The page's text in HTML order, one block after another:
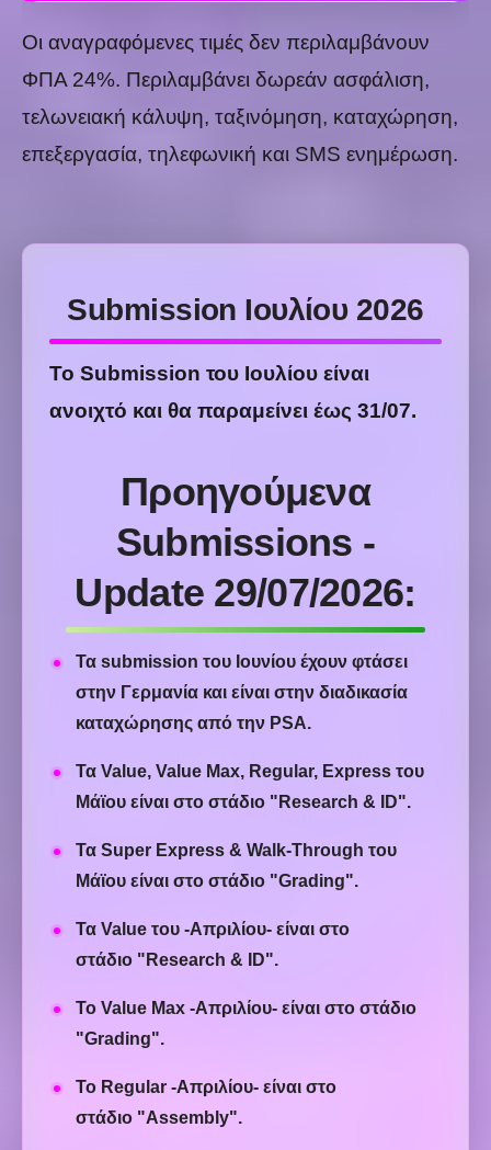
Οι αναγραφόμενες τιμές δεν περιλαμβάνουν
ΦΠΑ 24%. Περιλαμβάνει δωρεάν ασφάλιση,
τελωνειακή κάλυψη, ταξινόμηση, καταχώρηση,
επεξεργασία, τηλεφωνική και SMS ενημέρωση.
Submission Ιουλίου 2026
Το Submission του Ιουλίου είναι
ανοιχτό και θα παραμείνει έως 31/07.
Προηγούμενα
Submissions -
Update 29/07/2026:
Τα submission του Ιουνίου έχουν φτάσει
στην Γερμανία και είναι στην διαδικασία
καταχώρησης από την PSA.
Τα Value, Value Max, Regular, Express του
Μάϊου είναι στο στάδιο "Research & ID".
Τα Super Express & Walk-Through του
Μάϊου είναι στο στάδιο "Grading".
Τα Value του -Απριλίου- είναι στο
στάδιο "Research & ID".
Το Value Max -Απριλίου- είναι στο στάδιο
"Grading".
Το Regular -Απριλίου- είναι στο
στάδιο "Assembly".